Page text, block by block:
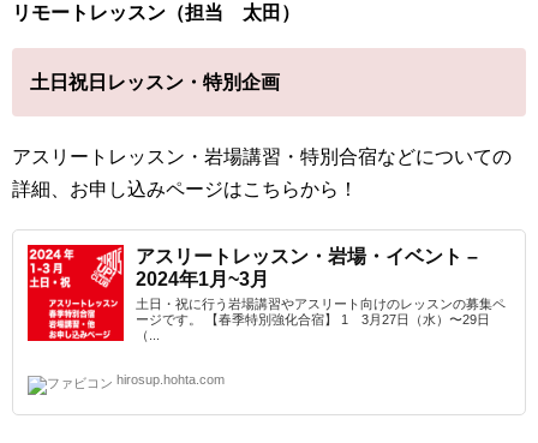
リモートレッスン（担当 太田）
土日祝日レッスン・特別企画
アスリートレッスン・岩場講習・特別合宿などについての
詳細、お申し込みページはこちらから！
アスリートレッスン・岩場・イベント –
2024年1月~3月
土日・祝に行う岩場講習やアスリート向けのレッスンの募集ペ
ージです。 【春季特別強化合宿】 1 3月27日（水）〜29日
（...
hirosup.hohta.com